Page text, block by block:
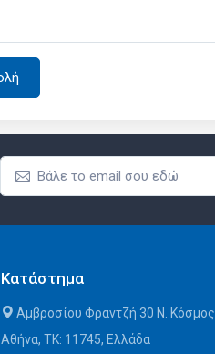
Κατάστημα
Αμβροσίου Φραντζή 30 Ν. Κόσμος
Αθήνα, ΤΚ: 11745, Ελλάδα